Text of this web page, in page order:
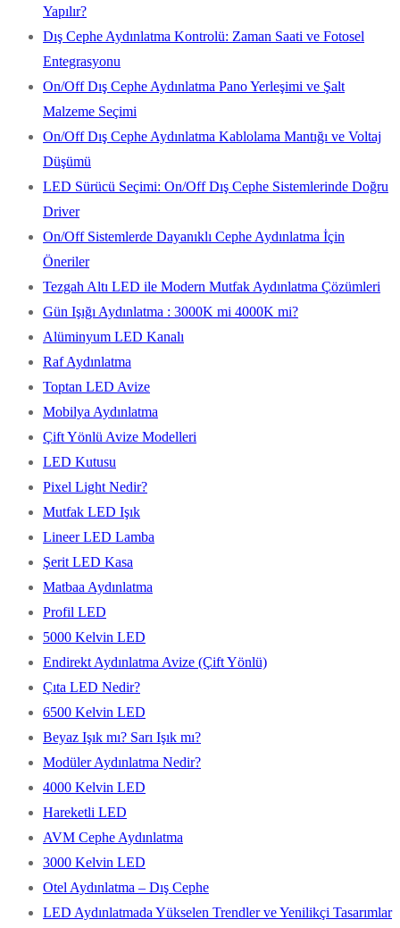
Yapılır?
Dış Cephe Aydınlatma Kontrolü: Zaman Saati ve Fotosel
Entegrasyonu
On/Off Dış Cephe Aydınlatma Pano Yerleşimi ve Şalt
Malzeme Seçimi
On/Off Dış Cephe Aydınlatma Kablolama Mantığı ve Voltaj
Düşümü
LED Sürücü Seçimi: On/Off Dış Cephe Sistemlerinde Doğru
Driver
On/Off Sistemlerde Dayanıklı Cephe Aydınlatma İçin
Öneriler
Tezgah Altı LED ile Modern Mutfak Aydınlatma Çözümleri
Gün Işığı Aydınlatma : 3000K mi 4000K mi?
Alüminyum LED Kanalı
Raf Aydınlatma
Toptan LED Avize
Mobilya Aydınlatma
Çift Yönlü Avize Modelleri
LED Kutusu
Pixel Light Nedir?
Mutfak LED Işık
Lineer LED Lamba
Şerit LED Kasa
Matbaa Aydınlatma
Profil LED
5000 Kelvin LED
Endirekt Aydınlatma Avize (Çift Yönlü)
Çıta LED Nedir?
6500 Kelvin LED
Beyaz Işık mı? Sarı Işık mı?
Modüler Aydınlatma Nedir?
4000 Kelvin LED
Hareketli LED
AVM Cephe Aydınlatma
3000 Kelvin LED
Otel Aydınlatma – Dış Cephe
LED Aydınlatmada Yükselen Trendler ve Yenilikçi Tasarımlar